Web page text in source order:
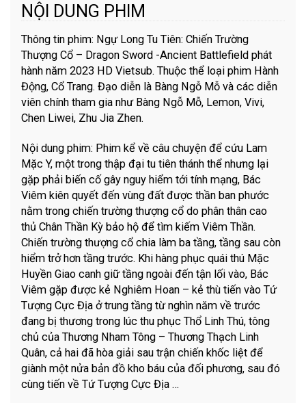
NỘI DUNG PHIM
Thông tin phim: Ngự Long Tu Tiên: Chiến Trường
Thượng Cổ – Dragon Sword -Ancient Battlefield phát
hành năm 2023 HD Vietsub. Thuộc thể loại phim Hành
Động, Cổ Trang. Đạo diễn là Bàng Ngỗ Mỗ và các diễn
viên chính tham gia như Bàng Ngỗ Mỗ, Lemon, Vivi,
Chen Liwei, Zhu Jia Zhen.
Nội dung phim: Phim kể về câu chuyện để cứu Lam
Mặc Y, một trong thập đại tu tiên thánh thể nhưng lại
gặp phải biến cố gây nguy hiểm tới tính mạng, Bác
Viêm kiên quyết đến vùng đất được thần ban phước
nằm trong chiến trường thượng cổ do phân thân cao
thủ Chân Thần Kỳ bảo hộ để tìm kiếm Viêm Thần.
Chiến trường thượng cổ chia làm ba tầng, tầng sau còn
hiểm trở hơn tầng trước. Khi hàng phục quái thú Mặc
Huyền Giao canh giữ tầng ngoài đến tận lối vào, Bác
Viêm gặp được kẻ Nghiêm Hoan – kẻ thù tiến vào Tứ
Tượng Cực Địa ở trung tầng từ nghìn năm về trước
đang bị thương trong lúc thu phục Thổ Linh Thú, tông
chủ của Thương Nham Tông – Thương Thạch Linh
Quân, cả hai đã hòa giải sau trận chiến khốc liệt để
giành một nửa bản đồ kho báu của đối phương, sau đó
cùng tiến về Tứ Tượng Cực Địa …